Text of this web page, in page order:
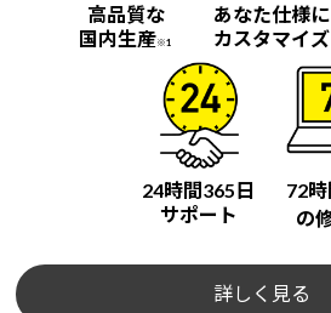
高品質な
国内生産※1
あなた仕様に
カスタマイズ
24時間365日
サポート
72
の
詳しく見る